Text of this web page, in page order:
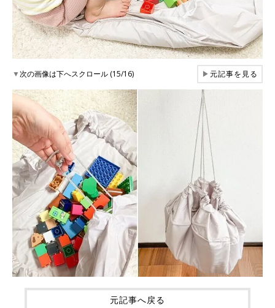
▼次の画像は下へスクロール (15/16) ▶元記事を見る
元記事へ戻る